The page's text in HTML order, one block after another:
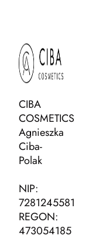
CIBA
COSMETICS
Agnieszka
Ciba-
Polak
NIP:
7281245581
REGON:
473054185